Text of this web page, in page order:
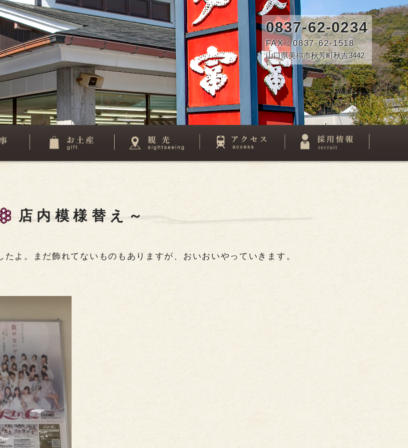
0837-62-0234
FAX：0837-62-1518
山口県美祢市秋芳町秋吉3442
店内模様替え～
よ。まだ飾れてないものもありますが、おいおいやっていきます。